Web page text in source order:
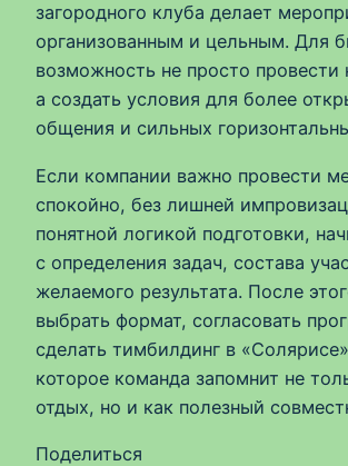
загородного клуба делает
организованным и цельным. Для
возможность не просто провести
а создать условия для более
общения и сильных
Если компании важно провести
спокойно, без лишней
понятной логикой подготовки,
с определения задач, состава
желаемого результата. После
выбрать формат, согласовать
сделать тимбилдинг в
которое команда запомнит не
отдых, но и как полезный
Поделиться